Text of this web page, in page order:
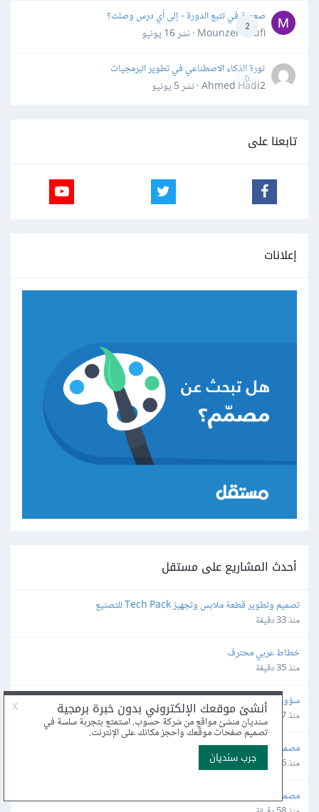
2
صعوبة في تتبع الدورة - إلى أي درس وصلت؟
Mounzer Soufi · نشر
16 يونيو
0
ثورة الذكاء الاصطناعي في تطوير البرمجيات
Ahmed Hadi2 · نشر
5 يونيو
تابعنا على
إعلانات
أحدث المشاريع على مستقل
تصميم وتطوير قطعة ملابس وتجهيز Tech Pack للتصنيع
منذ 33 دقيقة
خطاط عربي محترف
منذ 35 دقيقة
سؤول صفحات فيسبوك وإنستجرام لمتجر إلكتروني
منذ 37 دقيقة
مصمم ومسوق لمشروع تطبيق النقل الذكي مثل أوبر وكريم
منذ 46 دقيقة
مصمم UI/UX لتصميم تطبيقات جوال كاملة